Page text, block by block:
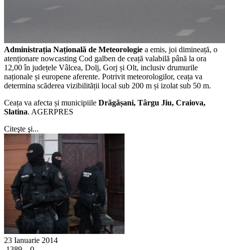
Administrația Națională de Meteorologie a emis, joi dimineață, o
atenționare nowcasting Cod galben de ceață valabilă până la ora
12,00 în județele Vâlcea, Dolj, Gorj și Olt, inclusiv drumurile
naționale și europene aferente. Potrivit meteorologilor, ceața va
determina scăderea vizibilității local sub 200 m și izolat sub 50 m.
Ceața va afecta și municipiile Drăgășani, Târgu Jiu, Craiova,
Slatina. AGERPRES
Citeşte şi...
23 Ianuarie 2014